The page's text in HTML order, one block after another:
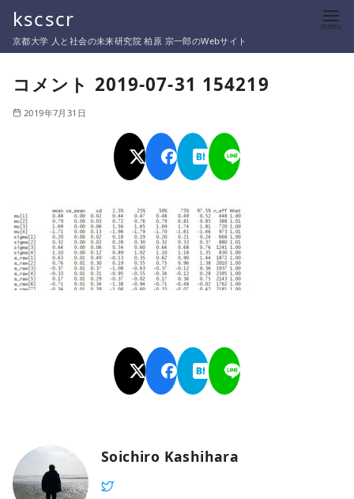
テ
kscscr
京都大学 人と社会の未来研究院 柏原 宗一郎のWebサイト
コメント 2019-07-31 154219
2019年7月31日
Soichiro Kashihara